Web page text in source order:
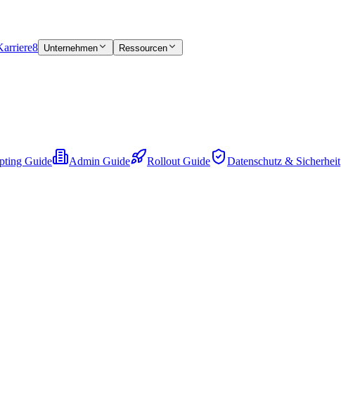
8 Unternehmen Ressourcen
Guide Admin Guide Rollout Guide Datenschutz & Sicherheit